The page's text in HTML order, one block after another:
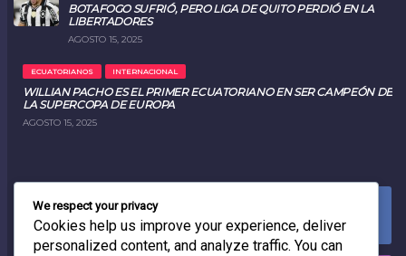
BOTAFOGO SUFRIÓ, PERO LIGA DE QUITO PERDIÓ EN LA
LIBERTADORES
AGOSTO 15, 2025
ECUATORIANOS INTERNACIONAL
WILLIAN PACHO ES EL PRIMER ECUATORIANO EN SER CAMPEÓN DE
LA SUPERCOPA DE EUROPA
AGOSTO 15, 2025
FACEBOOK
0LIKES
We respect your privacy
Cookies help us improve your experience, deliver
personalized content, and analyze traffic. You can